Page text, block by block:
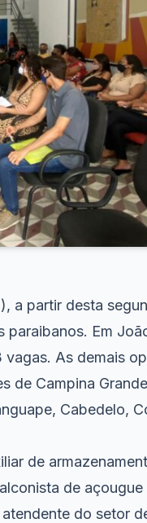
a partir desta
Em
As demais
de Campina
Cabedelo,
de
de açougue
do setor